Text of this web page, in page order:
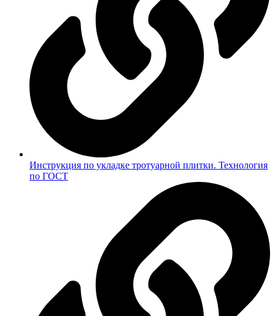
Инструкция по укладке тротуарной плитки. Технология
по ГОСТ